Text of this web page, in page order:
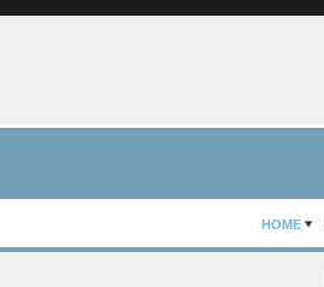
HOME